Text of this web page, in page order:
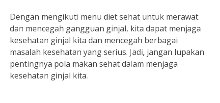
Dengan mengikuti menu diet sehat untuk merawat
dan mencegah gangguan ginjal, kita dapat menjaga
kesehatan ginjal kita dan mencegah berbagai
masalah kesehatan yang serius. Jadi, jangan lupakan
pentingnya pola makan sehat dalam menjaga
kesehatan ginjal kita.